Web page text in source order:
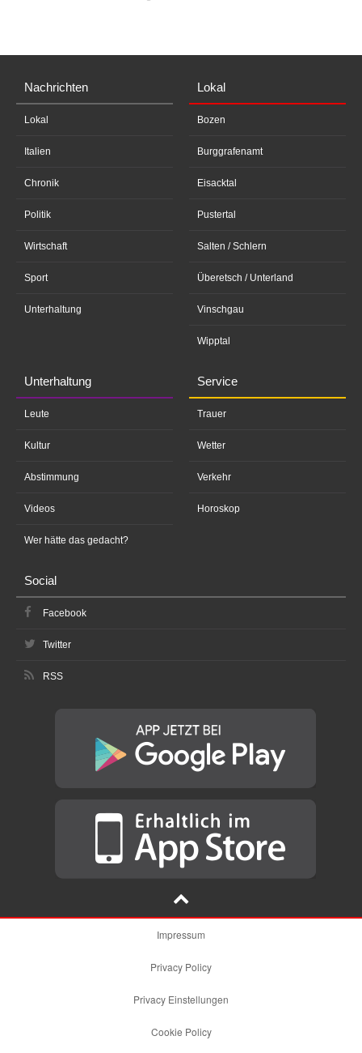
Nachrichten
Lokal
Italien
Chronik
Politik
Wirtschaft
Sport
Unterhaltung
Lokal
Bozen
Burggrafenamt
Eisacktal
Pustertal
Salten / Schlern
Überetsch / Unterland
Vinschgau
Wipptal
Unterhaltung
Leute
Kultur
Abstimmung
Videos
Wer hätte das gedacht?
Service
Trauer
Wetter
Verkehr
Horoskop
Social
Facebook
Twitter
RSS
Impressum
Privacy Policy
Privacy Einstellungen
Cookie Policy